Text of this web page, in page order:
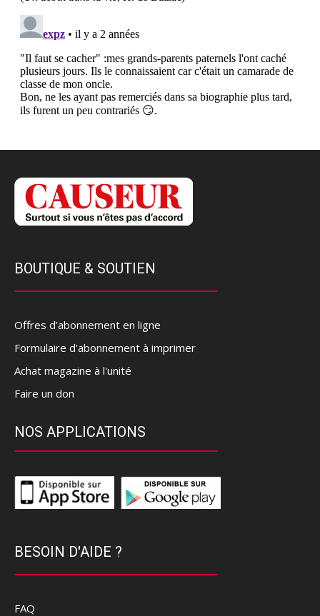
BOUTIQUE & SOUTIEN
Offres d’abonnement en ligne
Formulaire d'abonnement à imprimer
Achat magazine à l'unité
Faire un don
NOS APPLICATIONS
BESOIN D'AIDE ?
FAQ